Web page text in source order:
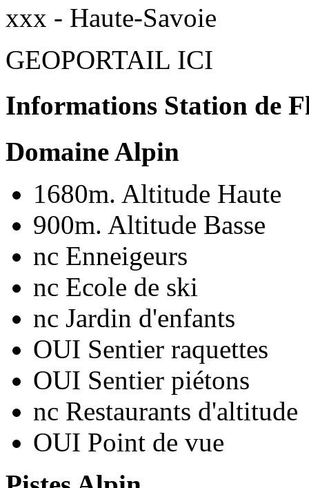
xxx - Haute-Savoie
GEOPORTAIL ICI
Informations Station de
Domaine Alpin
1680m. Altitude Haute
900m. Altitude Basse
nc Enneigeurs
nc Ecole de ski
nc Jardin d'enfants
OUI Sentier raquettes
OUI Sentier piétons
nc Restaurants d'altitude
OUI Point de vue